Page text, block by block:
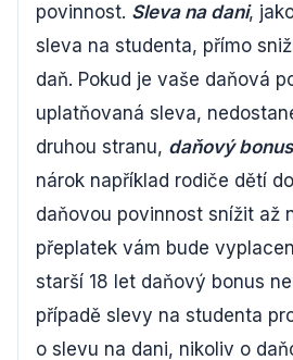
povinnost. Sleva na dani,
sleva na studenta, přímo
daň. Pokud je vaše daňová
uplatňovaná sleva,
druhou stranu, daňový bonus
nárok například rodiče dětí
daňovou povinnost snížit až
přeplatek vám bude
starší 18 let daňový bonus
případě slevy na studenta
o slevu na dani, nikoliv o